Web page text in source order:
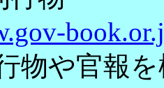
物や官報